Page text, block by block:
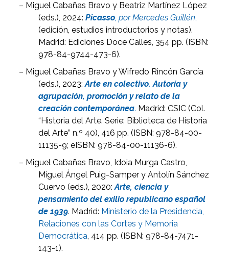
– Miguel Cabañas Bravo y Beatriz Martínez López
(eds.), 2024:Picasso, por Mercedes Guillén,
(edición, estudios introductorios y notas).
Madrid: Ediciones Doce Calles, 354 pp. (ISBN:
978-84-9744-473-6).
– Miguel Cabañas Bravo y Wifredo Rincón García
(eds.), 2023:Arte en colectivo. Autoría y
agrupación, promoción y relato de la
creación contemporánea. Madrid: CSIC (Col.
“Historia del Arte. Serie: Biblioteca de Historia
del Arte” n.º 40), 416 pp. (ISBN: 978-84-00-
11135-9; eISBN: 978-84-00-11136-6).
– Miguel Cabañas Bravo, Idoia Murga Castro,
Miguel Ángel Puig-Samper y Antolín Sánchez
Cuervo (eds.), 2020:Arte, ciencia y
pensamiento del exilio republicano español
de 1939. Madrid: Ministerio de la Presidencia,
Relaciones con las Cortes y Memoria
Democrática, 414 pp. (ISBN: 978-84-7471-
143-1).